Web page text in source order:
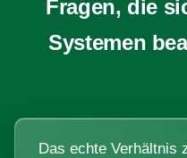
Fragen, die
Systemen
Das echte Verhältnis